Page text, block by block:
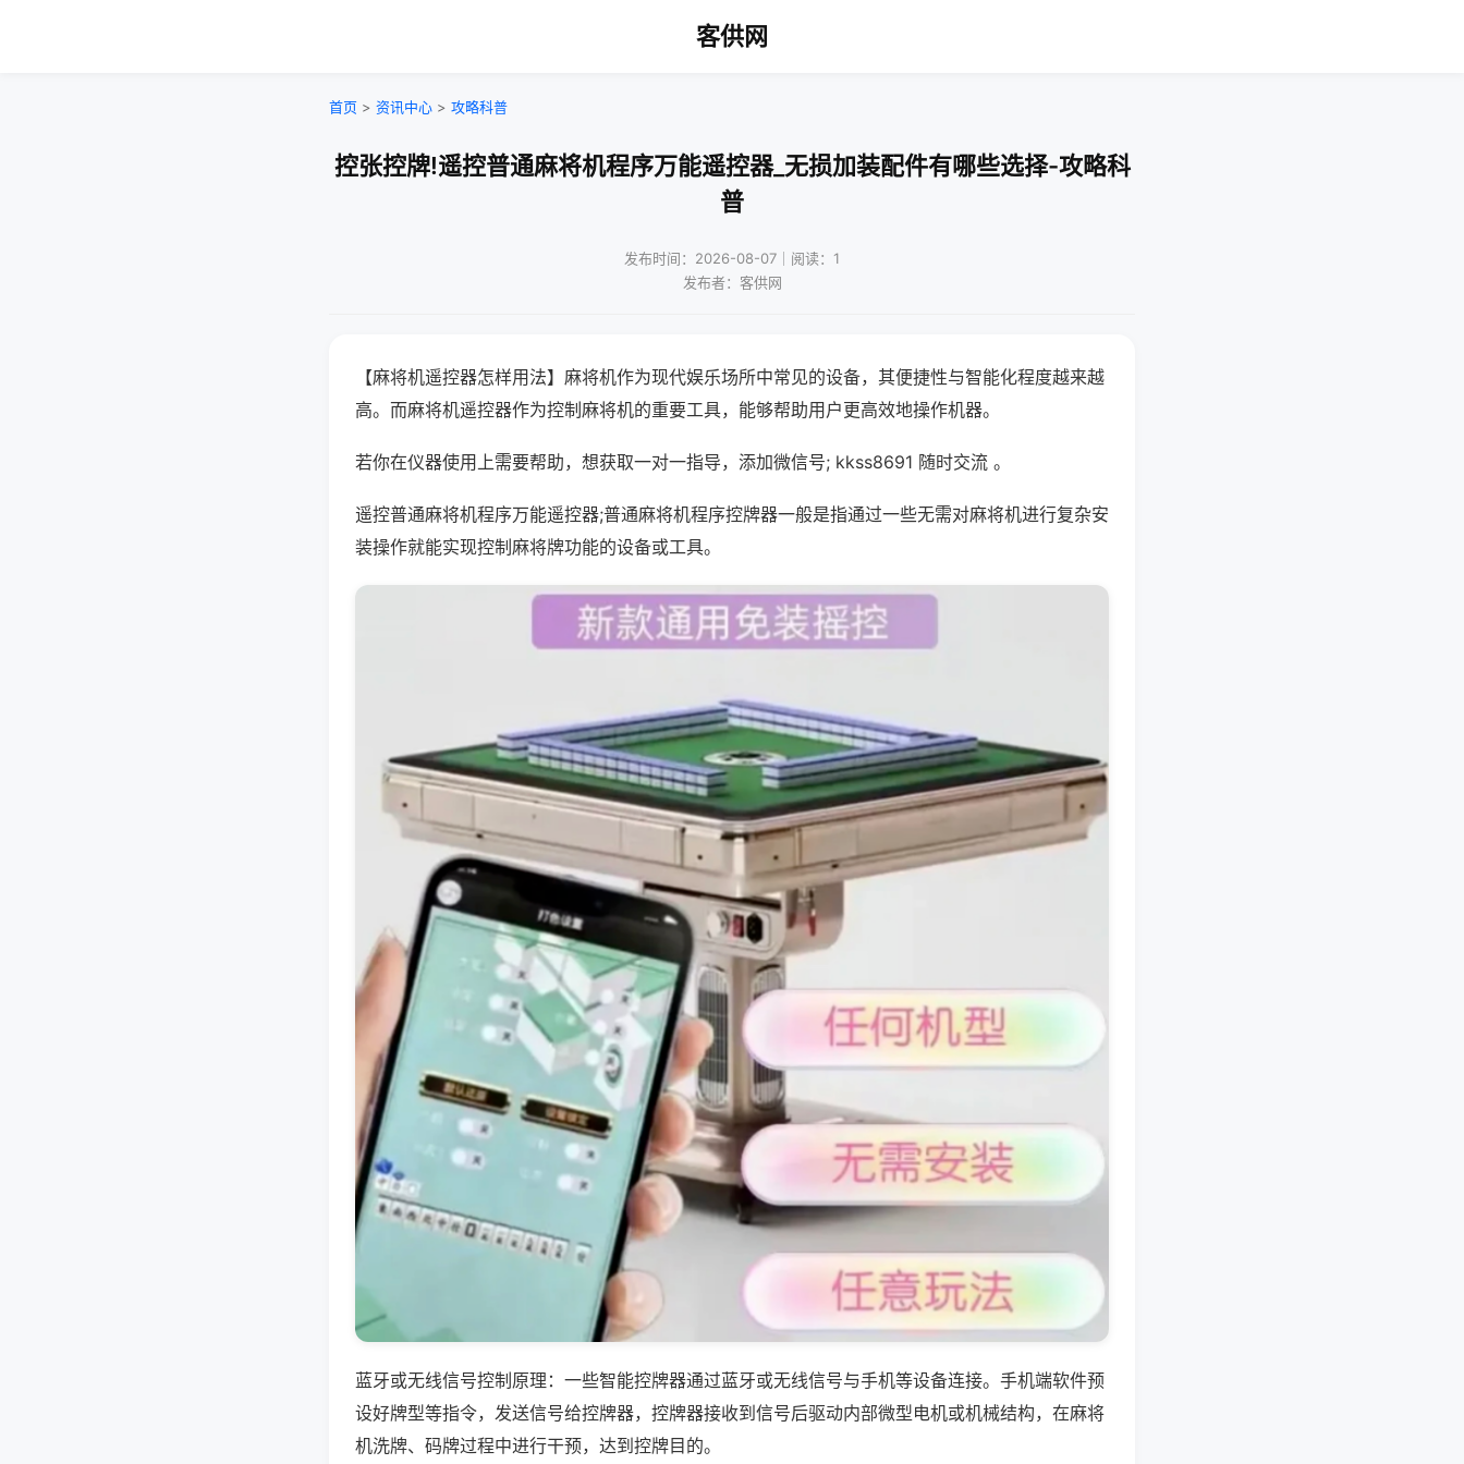
客供网
首页 > 资讯中心 > 攻略科普
控张控牌!遥控普通麻将机程序万能遥控器_无损加装配件有哪些选择-攻略科
普
发布时间：2026-08-07｜阅读：1
发布者：客供网
【麻将机遥控器怎样用法】麻将机作为现代娱乐场所中常见的设备，其便捷性与智能化程度越来越
高。而麻将机遥控器作为控制麻将机的重要工具，能够帮助用户更高效地操作机器。
若你在仪器使用上需要帮助，想获取一对一指导，添加微信号; kkss8691 随时交流 。
遥控普通麻将机程序万能遥控器;普通麻将机程序控牌器一般是指通过一些无需对麻将机进行复杂安
装操作就能实现控制麻将牌功能的设备或工具。
蓝牙或无线信号控制原理：一些智能控牌器通过蓝牙或无线信号与手机等设备连接。手机端软件预
设好牌型等指令，发送信号给控牌器，控牌器接收到信号后驱动内部微型电机或机械结构，在麻将
机洗牌、码牌过程中进行干预，达到控牌目的。